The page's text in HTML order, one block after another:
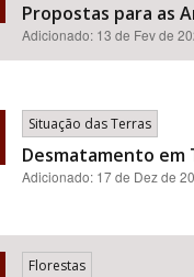
Propostas para as
Adicionado: 13 de Fev de
Situação das Terras
Desmatamento em
Adicionado: 17 de Dez de
Florestas